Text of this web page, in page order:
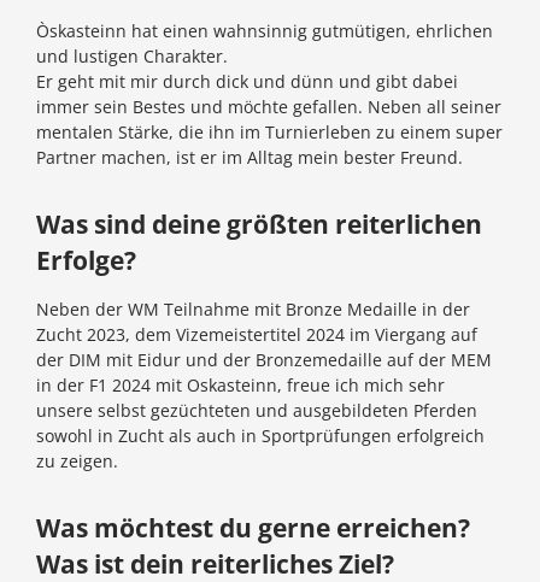
Òskasteinn hat einen wahnsinnig gutmütigen, ehrlichen
und lustigen Charakter.
Er geht mit mir durch dick und dünn und gibt dabei
immer sein Bestes und möchte gefallen. Neben all seiner
mentalen Stärke, die ihn im Turnierleben zu einem super
Partner machen, ist er im Alltag mein bester Freund.
Was sind deine größten reiterlichen
Erfolge?
Neben der WM Teilnahme mit Bronze Medaille in der
Zucht 2023, dem Vizemeistertitel 2024 im Viergang auf
der DIM mit Eidur und der Bronzemedaille auf der MEM
in der F1 2024 mit Oskasteinn, freue ich mich sehr
unsere selbst gezüchteten und ausgebildeten Pferden
sowohl in Zucht als auch in Sportprüfungen erfolgreich
zu zeigen.
Was möchtest du gerne erreichen?
Was ist dein reiterliches Ziel?